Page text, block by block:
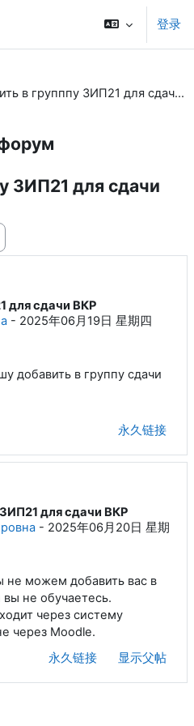
登录
Добавить в групппу ЗИП21 для сдачи ВКР
ЗИП21 для сдачи
для сдачи ВКР
- 2025年06月19日 星期四
добавить в группу сдачи
永久链接
для сдачи ВКР
- 2025年06月20日 星期
не можем добавить вас в
вы не обучаетесь.
через систему
через Moodle.
永久链接
显示父帖